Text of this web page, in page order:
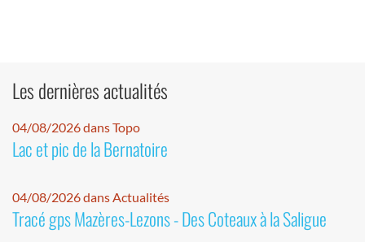
Les dernières actualités
04/08/2026 dans Topo
Lac et pic de la Bernatoire
04/08/2026 dans Actualités
Tracé gps Mazères-Lezons - Des Coteaux à la Saligue